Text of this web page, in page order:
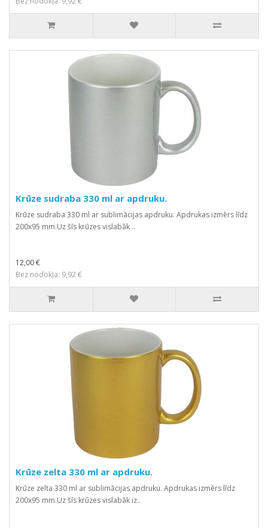
Krūze sudraba 330 ml ar apdruku.
Krūze sudraba 330 ml ar sublimācijas apdruku. Apdrukas izmērs līdz
200x95 mm.Uz šīs krūzes vislabāk ..
12,00 €
Bez nodokļa: 9,92 €
Krūze zelta 330 ml ar apdruku.
Krūze zelta 330 ml ar sublimācijas apdruku. Apdrukas izmērs līdz
200x95 mm.Uz šīs krūzes vislabāk iz..